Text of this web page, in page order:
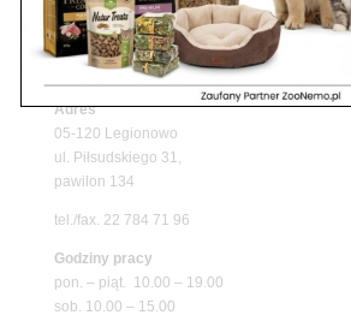
Adres
05-120 Legionowo
ul. Piłsudskiego 31,
pawilon 134
tel./fax. 22 784 71 96
Godziny pracy
pon. – piąt. 10.00 – 19.00
sob. 10.00 – 15.00